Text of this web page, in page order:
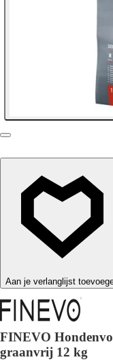
FINEVO
graanvrij 12 kg